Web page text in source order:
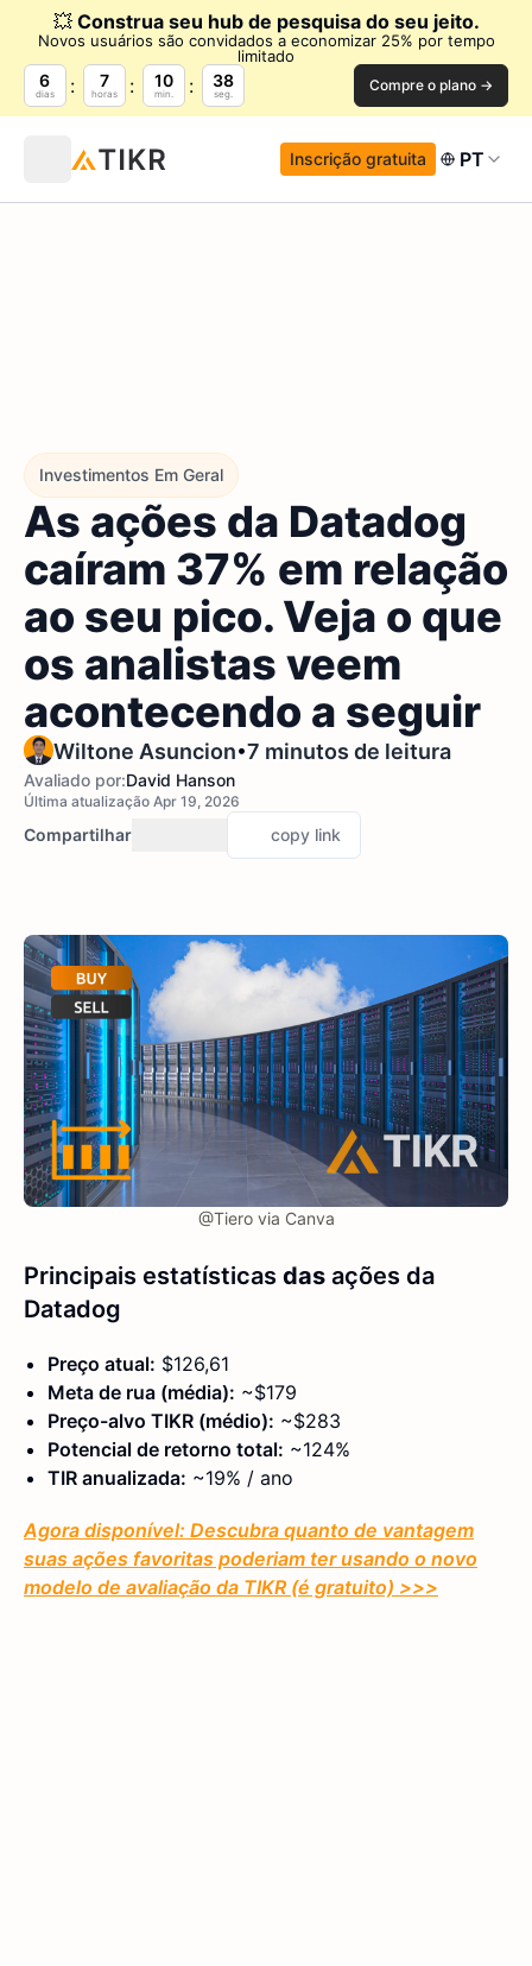
💥 Construa seu hub de pesquisa do seu jeito.
Novos usuários são convidados a economizar 25% por tempo
limitado
6
dias
7
horas
10
min.
36
seg. Compre o plano →
Inscrição gratuita PT
Investimentos Em Geral
As ações da Datadog
caíram 37% em relação
ao seu pico. Veja o que
os analistas veem
acontecendo a seguir
Wiltone Asuncion•7 minutos de leitura
Avaliado por:David Hanson
Última atualização Apr 19, 2026
Compartilhar copy link
@Tiero via Canva
Principais estatísticas das ações da
Datadog
Preço atual: $126,61
Meta de rua (média): ~$179
Preço-alvo TIKR (médio): ~$283
Potencial de retorno total: ~124%
TIR anualizada: ~19% / ano
Agora disponível: Descubra quanto de vantagem
suas ações favoritas poderiam ter usando o novo
modelo de avaliação da TIKR (é gratuito) >>>